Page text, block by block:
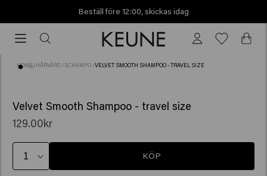
Beställ före 12:00, skickas idag
före
12:00,
HOME /HÅRVÅRD /SCHAMPO /VELVET SMOOTH SHAMPOO - TRAVEL SIZE
Velvet Smooth Shampoo - travel size
129.00kr
KÖP